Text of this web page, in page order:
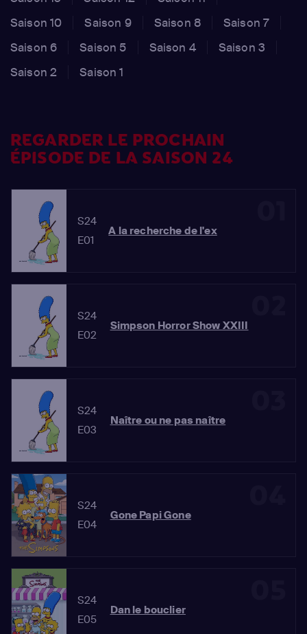
Saison 10
Saison 9 Saison 8
Saison 7
Saison 6
Saison 5 Saison 4
Saison 3
Saison 2
Saison 1
REGARDER LE PROCHAIN
ÉPISODE DE LA SAISON 24
S24
E01
A la recherche de l'ex
S24
E02
Simpson Horror Show XXIII
S24
E03
Naître ou ne pas naître
S24
E04
Gone Papi Gone
S24
E05
Dan le bouclier